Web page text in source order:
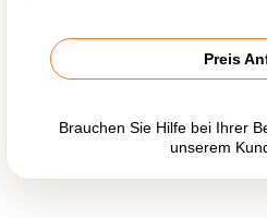
Preis
Brauchen Sie Hilfe bei Ihrer
unserem